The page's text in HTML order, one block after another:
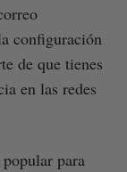
configuración
de que tienes
en las redes
para